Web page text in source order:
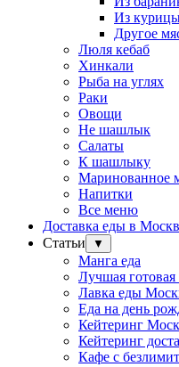
Из
Другое
Люля кебаб
Хинкали
Рыба на углях
Раки
Овощи
Не шашлык
Салаты
К шашлыку
Маринованное
Напитки
Все меню
Доставка еды в
Статьи
▼
Манга еда
Лучшая
Лавка еды
Еда на день
Кейтеринг
Кейтеринг
Кафе с